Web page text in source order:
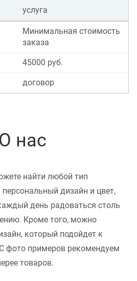
услуга
Минимальная стоимость
заказа
45000 руб.
договор
О нас
найти любой тип
дизайн и цвет,
день радоваться столь
Кроме того, можно
который подойдет к
фото примеров рекомендуем
товаров.